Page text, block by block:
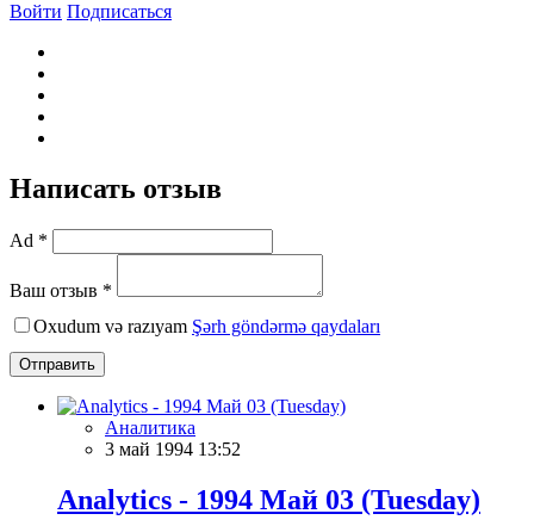
Войти Подписаться
Написать отзыв
Ad *
Ваш отзыв *
Oxudum və razıyam Şərh göndərmə qaydaları
Отправить
Аналитика
3 май 1994 13:52
Analytics - 1994 Май 03 (Tuesday)